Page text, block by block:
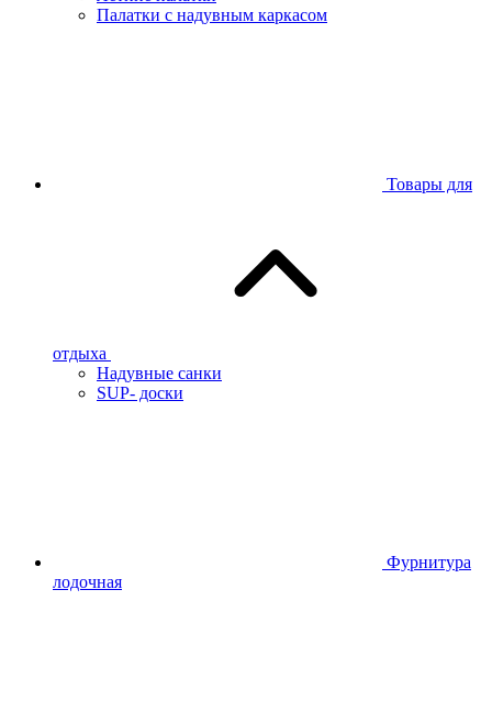
Палатки с надувным каркасом
Товары для
отдыха
Надувные санки
SUP- доски
Фурнитура
лодочная